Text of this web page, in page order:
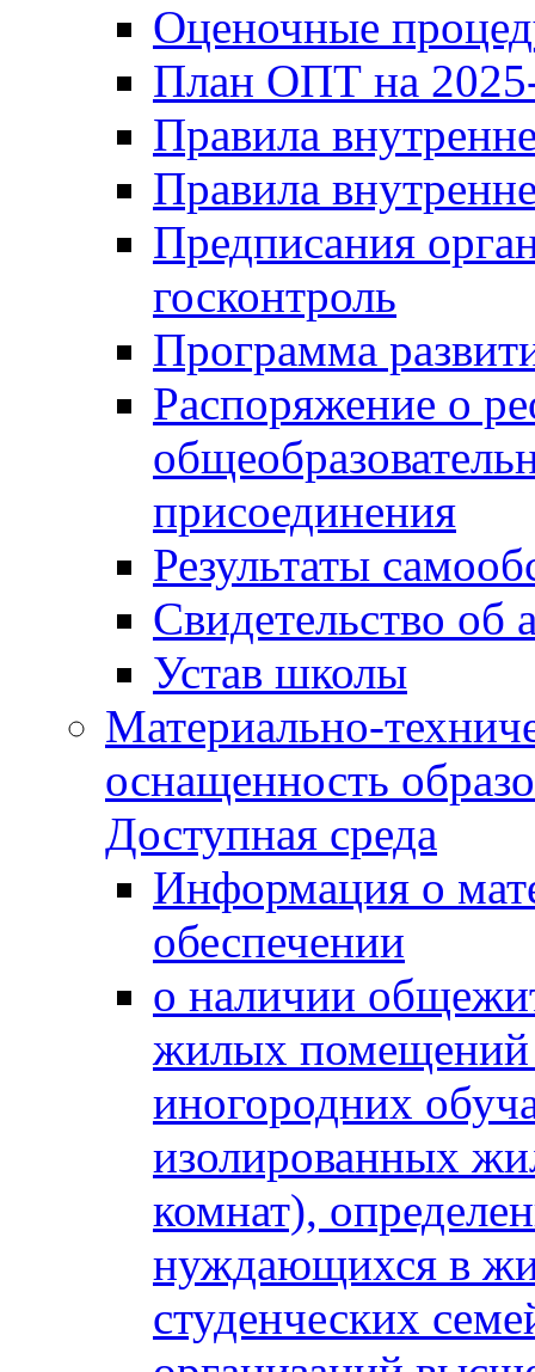
Оценочные
План ОПТ на
Правила
Правила
Предписания
госконтроль
Программа
Распоряжение о
присоединения
Результаты
Свидетельство об
Устав школы
Материально-
оснащенность
Доступная среда
Информация о
обеспечении
о наличии
жилых помещений
иногородних
изолированных
комнат),
нуждающихся в
студенческих